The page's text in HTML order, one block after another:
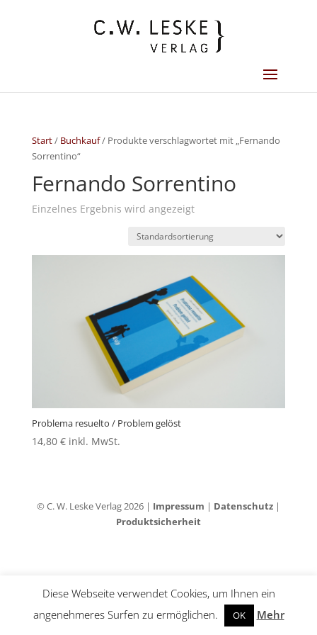
Start/ Buchkauf/ Produkte verschlagwortet mit „Fernando
Sorrentino“
Fernando Sorrentino
Einzelnes Ergebnis wird angezeigt
Problema resuelto / Problem gelöst
14,80 € inkl. MwSt.
© C. W. Leske Verlag 2026 | Impressum | Datenschutz|
Produktsicherheit
Diese Webseite verwendet Cookies, um Ihnen ein
angenehmeres Surfen zu ermöglichen.
OK Mehr